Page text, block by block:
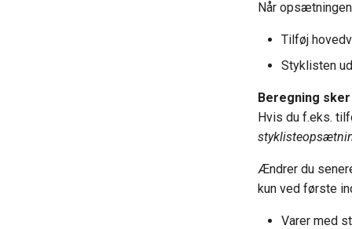
Når
Tilføj
Styklisten
Beregning
Hvis du f.eks.
Ændrer du
kun ved første
Varer med